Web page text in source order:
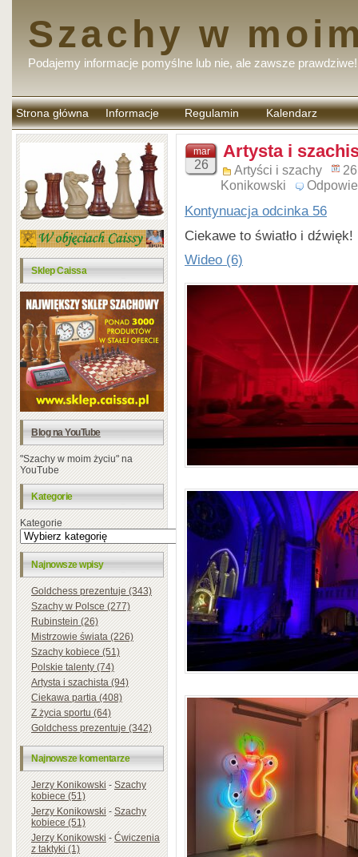
Szachy w
Podajemy informacje pomyślne lub nie, ale zawsze prawdziwe!
Strona główna Informacje Regulamin
komentarzy
Kalendarz
Sklep Caissa
Blog na YouTube
"Szachy w moim życiu" na
YouTube
Kategorie
Kategorie
Najnowsze wpisy
Goldchess prezentuje (343)
Szachy w Polsce (277)
Rubinstein (26)
Mistrzowie świata (226)
Szachy kobiece (51)
Polskie talenty (74)
Artysta i szachista (94)
Ciekawa partia (408)
Z życia sportu (64)
Goldchess prezentuje (342)
Najnowsze komentarze
Jerzy Konikowski-Szachy
kobiece (51)
Jerzy Konikowski-Szachy
kobiece (51)
Jerzy Konikowski-Ćwiczenia
z taktyki (1)
mar
26
Artysta i
Artyści i szachy
Konikowski
Kontynuacja odcinka 56
Ciekawe to światło i dźwięk!
Wideo (6)